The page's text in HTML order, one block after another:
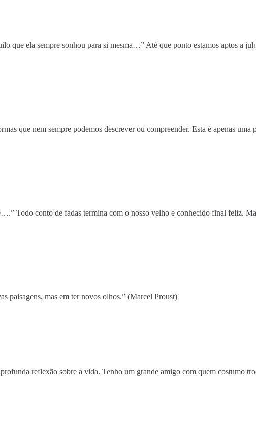
que ela sempre sonhou para si mesma…” Até que ponto estamos aptos a
que nem sempre podemos descrever ou compreender. Esta é apenas
Todo conto de fadas termina com o nosso velho e conhecido final feliz.
paisagens, mas em ter novos olhos.” (Marcel Proust)
reflexão sobre a vida. Tenho um grande amigo com quem costumo